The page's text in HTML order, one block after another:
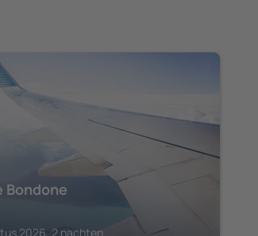
Bondone
2026, 2 nachten